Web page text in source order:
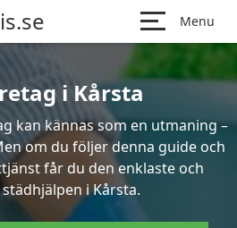
Menu
i Kårsta
kan kännas som en utmaning –
om du följer denna guide och
får du den enklaste och
i Kårsta.